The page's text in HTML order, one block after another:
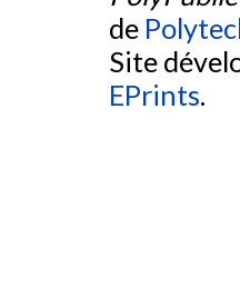
de
Site
EPrints.